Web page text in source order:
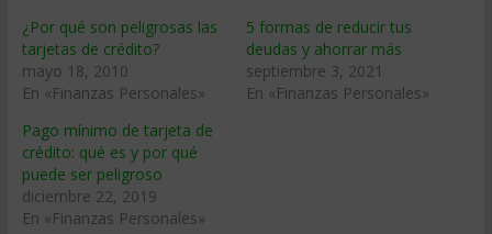
¿Por qué son peligrosas las
tarjetas de crédito?
mayo 18, 2010
En «Finanzas Personales»
5 formas de reducir tus
deudas y ahorrar más
septiembre 3, 2021
En «Finanzas Personales»
Pago mínimo de tarjeta de
crédito: qué es y por qué
puede ser peligroso
diciembre 22, 2019
En «Finanzas Personales»